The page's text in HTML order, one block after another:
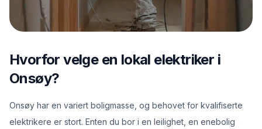
Hvorfor velge en lokal elektriker i
Onsøy?
Onsøy har en variert boligmasse, og behovet for kvalifiserte
elektrikere er stort. Enten du bor i en leilighet, en enebolig